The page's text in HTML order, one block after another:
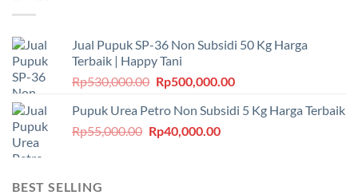
Jual Pupuk SP-36 Non Subsidi 50 Kg Harga
Terbaik | Happy Tani
Rp530,000.00 Harga
adalah:
Rp530,000.00.
Rp500,000.00Harga
ini
Pupuk Urea Petro Non Subsidi 5 Kg Harga Terbaik
Rp55,000.00 Harga
Rp40,000.00Harga
BEST SELLING